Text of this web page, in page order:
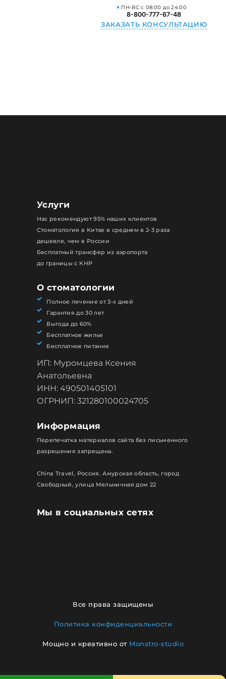
ПН-ВС с 08:00 до 24:00
8-800-777-67-48
ЗАКАЗАТЬ КОНСУЛЬТАЦИЮ
Мы в социальных сетях
Услуги
Нас рекомендуют 95% наших клиентов
Стоматология в Китае в среднем в 2-3 раза
дешевле, чем в России
Бесплатный трансфер из аэропорта
до границы с КНР
О стоматологии
Полное лечение от 3-х дней
Гарантия до 30 лет
Выгода до 60%
Бесплатное жилье
Бесплатное питание
ИП: Муромцева Ксения
Анатольевна
ИНН: 490501405101
ОГРНИП: 321280100024705
Информация
Перепечатка материалов сайта без письменного
разрешения запрещена.
China Travel, Россия. Амурская область, город
Свободный, улица Мельничная дом 22
Все права защищены
Политика конфиденциальности
Мощно и креативно от Monstro-studio